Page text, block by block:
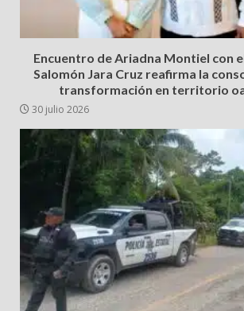
Encuentro de Ariadna Montiel con
Salomón Jara Cruz reafirma la
transformación en territorio
30 julio 2026